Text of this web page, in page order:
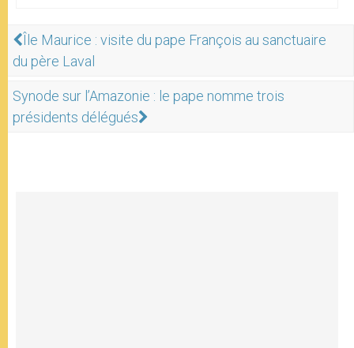
Île Maurice : visite du pape François au sanctuaire
du père Laval
Synode sur l’Amazonie : le pape nomme trois
présidents délégués